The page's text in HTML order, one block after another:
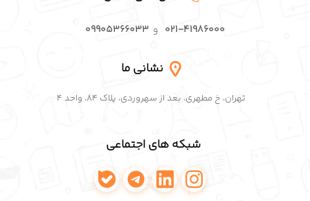
۰۲۱-۴۱۹۸۶۰۰۰ و۰۹۹۰۵۳۶۶۰۳۳
نشانی ما
تهران، خ مطهری، بعد از سهروردی، پلاک ۸۴، واحد ۴
شبکه های اجتماعی
اینستاگرام پافکو
لینکدین پافکو
تلگرام پافکوواتساپ پافکو